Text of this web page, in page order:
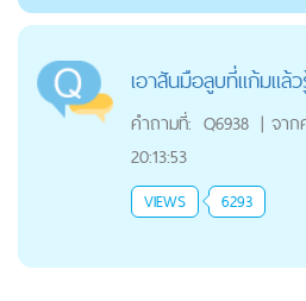
เอาสันมือลูบที่แก้มแล้
คำถามที่: Q6938 | จา
20:13:53
VIEWS 6293